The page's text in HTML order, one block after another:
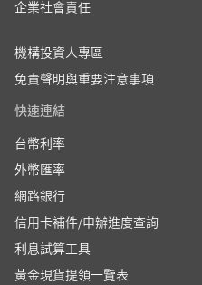
企業社會責任
機構投資人專區
免責聲明與重要注意事項
快速連結
台幣利率
外幣匯率
網路銀行
信用卡補件/申辦進度查詢
利息試算工具
黃金現貨提領一覽表